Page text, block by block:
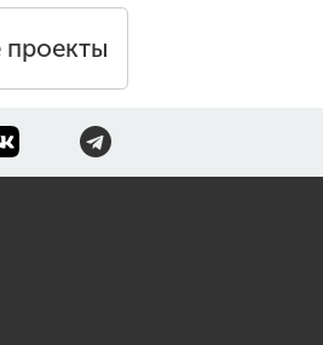
проекты